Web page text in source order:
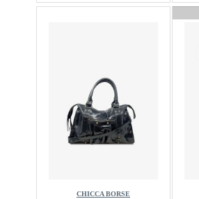
CHICCA BORSE